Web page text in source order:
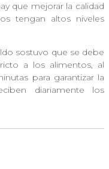
que mejorar la calidad
tengan altos niveles
sostuvo que se debe
a los alimentos, al
para garantizar la
diariamente los